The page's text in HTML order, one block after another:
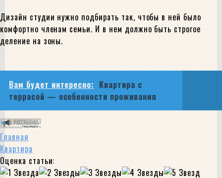
Дизайн студии нужно подбирать так, чтобы в ней было
комфортно членам семьи. И в нем должно быть строгое
деление на зоны.
Вам будет интересно: Квартира с
террасой — особенности проживания
Главная
Квартира
Оценка статьи: